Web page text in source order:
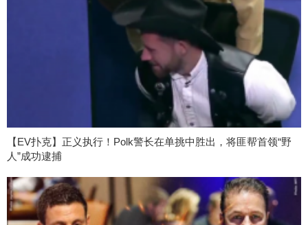
【EV扑克】正义执行！Polk警长在单挑中胜出，将匪帮首领“野
人”成功逮捕